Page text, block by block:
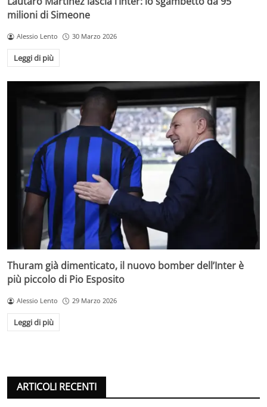
milioni di Simeone
Alessio Lento 30 Marzo 2026
Leggi di più
Thuram già dimenticato, il nuovo bomber dell’Inter è
più piccolo di Pio Esposito
Alessio Lento 29 Marzo 2026
Leggi di più
ARTICOLI RECENTI